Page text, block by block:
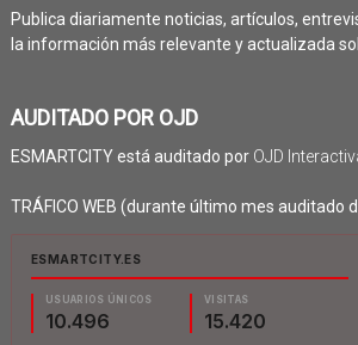
Publica diariamente noticias, artículos,
la información más relevante y actualizada
AUDITADO POR OJD
ESMARTCITY está auditado por OJD
TRÁFICO WEB (durante último mes auditado